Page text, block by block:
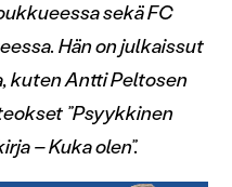
sekä FC
Hän on julkaissut
kuten Antti Peltosen
”Psyykkinen
– Kuka olen”.